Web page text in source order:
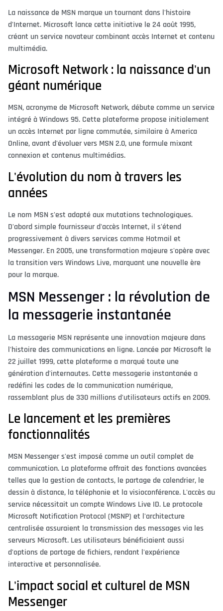
La naissance de MSN marque un tournant dans l'histoire
d'Internet. Microsoft lance cette initiative le 24 août 1995,
créant un service novateur combinant accès Internet et contenu
multimédia.
Microsoft Network : la naissance d'un
géant numérique
MSN, acronyme de Microsoft Network, débute comme un service
intégré à Windows 95. Cette plateforme propose initialement
un accès Internet par ligne commutée, similaire à America
Online, avant d'évoluer vers MSN 2.0, une formule mixant
connexion et contenus multimédias.
L'évolution du nom à travers les
années
Le nom MSN s'est adapté aux mutations technologiques.
D'abord simple fournisseur d'accès Internet, il s'étend
progressivement à divers services comme Hotmail et
Messenger. En 2005, une transformation majeure s'opère avec
la transition vers Windows Live, marquant une nouvelle ère
pour la marque.
MSN Messenger : la révolution de
la messagerie instantanée
La messagerie MSN représente une innovation majeure dans
l'histoire des communications en ligne. Lancée par Microsoft le
22 juillet 1999, cette plateforme a marqué toute une
génération d'internautes. Cette messagerie instantanée a
redéfini les codes de la communication numérique,
rassemblant plus de 330 millions d'utilisateurs actifs en 2009.
Le lancement et les premières
fonctionnalités
MSN Messenger s'est imposé comme un outil complet de
communication. La plateforme offrait des fonctions avancées
telles que la gestion de contacts, le partage de calendrier, le
dessin à distance, la téléphonie et la visioconférence. L'accès au
service nécessitait un compte Windows Live ID. Le protocole
Microsoft Notification Protocol (MSNP) et l'architecture
centralisée assuraient la transmission des messages via les
serveurs Microsoft. Les utilisateurs bénéficiaient aussi
d'options de partage de fichiers, rendant l'expérience
interactive et personnalisée.
L'impact social et culturel de MSN
Messenger